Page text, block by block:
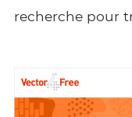
recherche pour